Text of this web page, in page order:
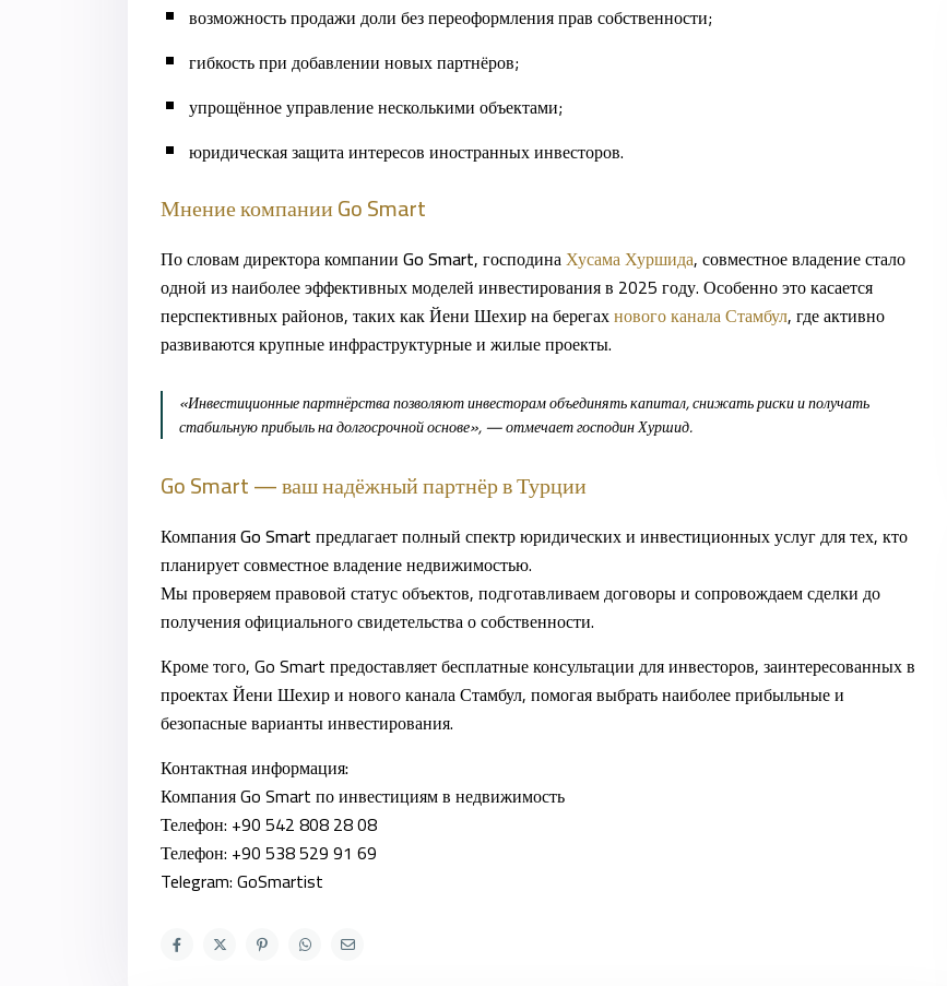
возможность продажи доли без переоформления прав собственности;
гибкость при добавлении новых партнёров;
упрощённое управление несколькими объектами;
юридическая защита интересов иностранных инвесторов.
Мнение компании Go Smart
По словам директора компанииGo Smart, господинаХусама Хуршида, совместное владение стало
одной из наиболее эффективных моделей инвестирования в 2025 году. Особенно это касается
перспективных районов, таких какЙени Шехирна берегахнового канала Стамбул, где активно
развиваются крупные инфраструктурные и жилые проекты.
«Инвестиционные партнёрства позволяют инвесторам объединять капитал, снижать риски и получать
стабильную прибыль на долгосрочной основе», — отмечает господин Хуршид.
Go Smart — ваш надёжный партнёр в Турции
КомпанияGo Smartпредлагает полный спектр юридических и инвестиционных услуг для тех, кто
планирует совместное владение недвижимостью.
Мы проверяем правовой статус объектов, подготавливаем договоры и сопровождаем сделки до
получения официального свидетельства о собственности.
Кроме того, Go Smart предоставляет бесплатные консультации для инвесторов, заинтересованных в
проектахЙени Шехиринового канала Стамбул, помогая выбрать наиболее прибыльные и
безопасные варианты инвестирования.
Контактная информация:
Компания Go Smart по инвестициям в недвижимость
Телефон: +90 542 808 28 08
Телефон: +90 538 529 91 69
Telegram: GoSmartist